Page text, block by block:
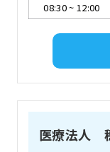
08:30~ 12:00
医療法人